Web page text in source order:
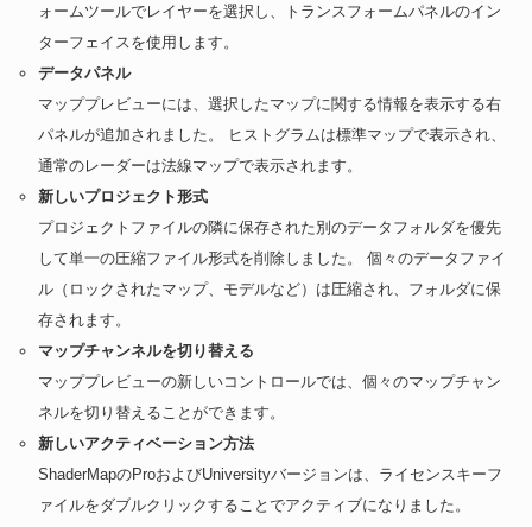
ォームツールでレイヤーを選択し、トランスフォームパネルのイン
ターフェイスを使用します。
データパネル
マッププレビューには、選択したマップに関する情報を表示する右
パネルが追加されました。 ヒストグラムは標準マップで表示され、
通常のレーダーは法線マップで表示されます。
新しいプロジェクト形式
プロジェクトファイルの隣に保存された別のデータフォルダを優先
して単一の圧縮ファイル形式を削除しました。 個々のデータファイ
ル（ロックされたマップ、モデルなど）は圧縮され、フォルダに保
存されます。
マップチャンネルを切り替える
マッププレビューの新しいコントロールでは、個々のマップチャン
ネルを切り替えることができます。
新しいアクティベーション方法
ShaderMapのProおよびUniversityバージョンは、ライセンスキーフ
ァイルをダブルクリックすることでアクティブになりました。